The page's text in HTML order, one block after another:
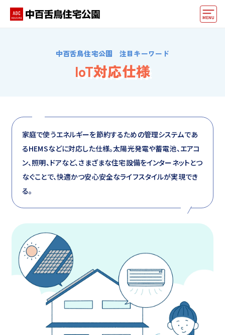
住宅会社・ハウスメーカー
好みからモデルハウスを探す
住まいづくりお役立ち情報
他の展示場 ABCハウジングトップ
中百舌鳥住宅公園 注目キーワード
IoT対応仕様
家庭で使うエネルギーを節約するための管理システムであ
るHEMSなどに対応した仕様。太陽光発電や蓄電池、エアコ
ン、照明、ドアなど、さまざまな住宅設備をインターネットとつ
なぐことで、快適かつ安心安全なライフスタイルが実現でき
る。